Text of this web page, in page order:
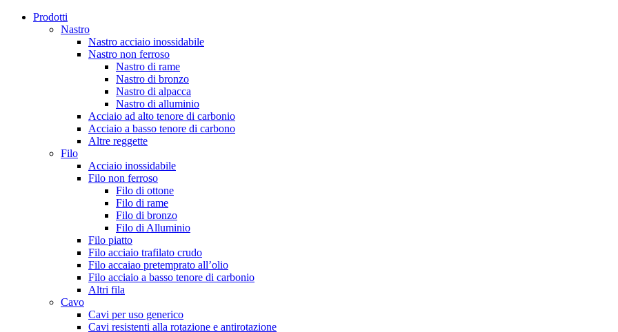
Prodotti
Nastro
Nastro acciaio inossidabile
Nastro non ferroso
Nastro di rame
Nastro di bronzo
Nastro di alpacca
Nastro di alluminio
Acciaio ad alto tenore di carbonio
Acciaio a basso tenore di carbono
Altre reggette
Filo
Acciaio inossidabile
Filo non ferroso
Filo di ottone
Filo di rame
Filo di bronzo
Filo di Alluminio
Filo piatto
Filo acciaio trafilato crudo
Filo accaiao pretemprato all’olio
Filo acciaio a basso tenore di carbonio
Altri fila
Cavo
Cavi per uso generico
Cavi resistenti alla rotazione e antirotazione